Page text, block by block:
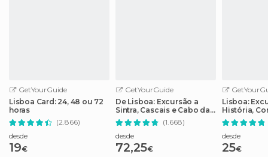
GetYourGuide
Lisboa Card: 24, 48 ou 72
horas
(2.866)
desde
19€
GetYourGuide
De Lisboa: Excursão a
Sintra, Cascais e Cabo da
Roca
(1.668)
desde
72,25€
Lisboa:
História,
de Vida
desde
25€